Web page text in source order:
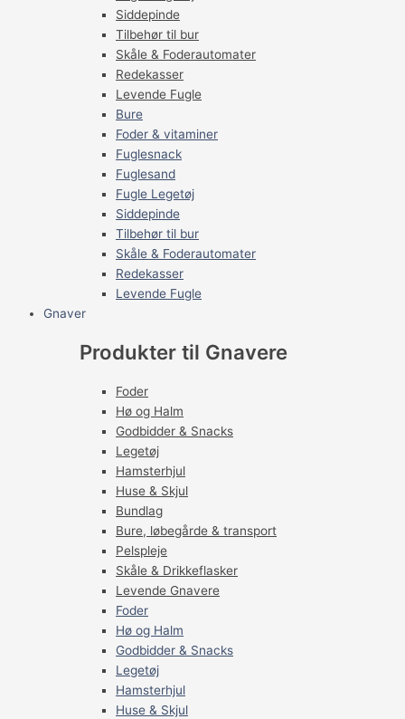
Siddepinde
Tilbehør til bur
Skåle & Foderautomater
Redekasser
Levende Fugle
Bure
Foder & vitaminer
Fuglesnack
Fuglesand
Fugle Legetøj
Siddepinde
Tilbehør til bur
Skåle & Foderautomater
Redekasser
Levende Fugle
Gnaver
Produkter til Gnavere
Foder
Hø og Halm
Godbidder & Snacks
Legetøj
Hamsterhjul
Huse & Skjul
Bundlag
Bure, løbegårde & transport
Pelspleje
Skåle & Drikkeflasker
Levende Gnavere
Foder
Hø og Halm
Godbidder & Snacks
Legetøj
Hamsterhjul
Huse & Skjul